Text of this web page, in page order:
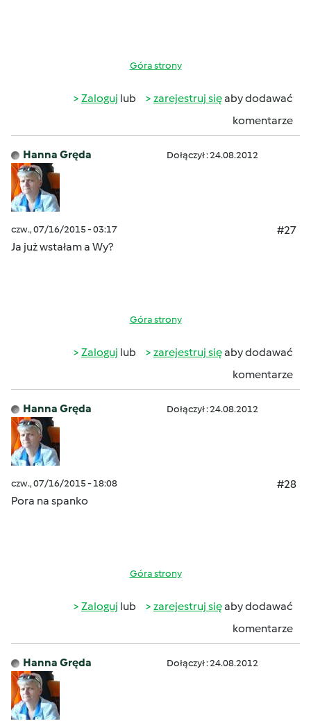
Góra strony
Zaloguj lub zarejestruj sięaby dodawać
komentarze
Hanna Gręda Dołączył : 24.08.2012
czw., 07/16/2015 - 03:17
#27
Ja już wstałam a Wy?
Góra strony
Zaloguj lub zarejestruj sięaby dodawać
komentarze
Hanna Gręda Dołączył : 24.08.2012
czw., 07/16/2015 - 18:08
#28
Pora na spanko
Góra strony
Zaloguj lub zarejestruj sięaby dodawać
komentarze
Hanna Gręda Dołączył : 24.08.2012